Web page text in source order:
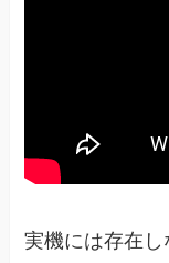
実機には存在